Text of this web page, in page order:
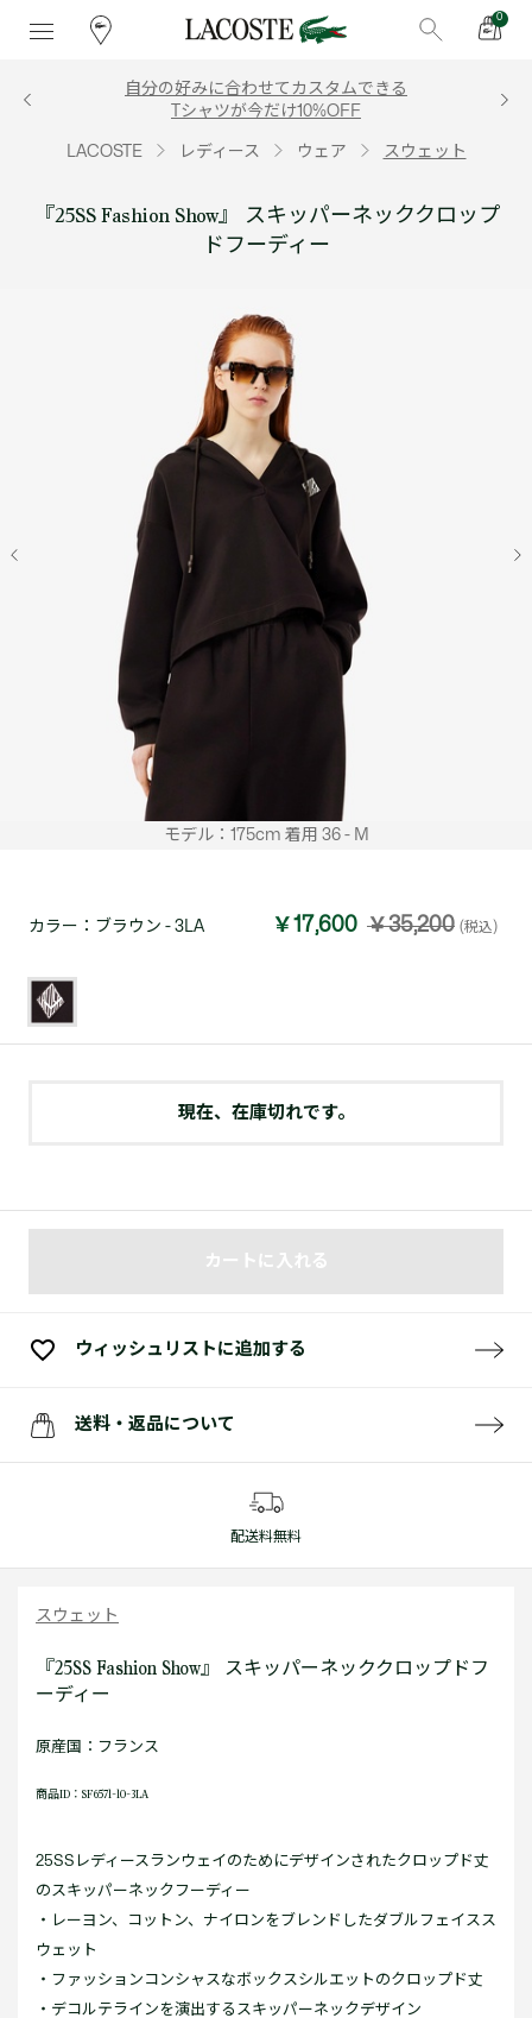
0
自分の好みに合わせてカスタムできる
Tシャツが今だけ10%OFF
LACOSTE レディース ウェア スウェット
『25SS Fashion Show』 スキッパーネッククロップ
ドフーディー
モデル：175cm 着用 36 - M
カラー： ブラウン - 3LA ￥17,600 ￥35,200 (税込)
現在、在庫切れです。
カートに入れる
ウィッシュリストに追加する
送料・返品について
配送料無料
スウェット
『25SS Fashion Show』 スキッパーネッククロップドフ
ーディー
原産国：フランス
商品ID：SF6571-10-3LA
25SSレディースランウェイのためにデザインされたクロップド丈
のスキッパーネックフーディー
・レーヨン、コットン、ナイロンをブレンドしたダブルフェイスス
ウェット
・ファッションコンシャスなボックスシルエットのクロップド丈
・デコルテラインを演出するスキッパーネックデザイン